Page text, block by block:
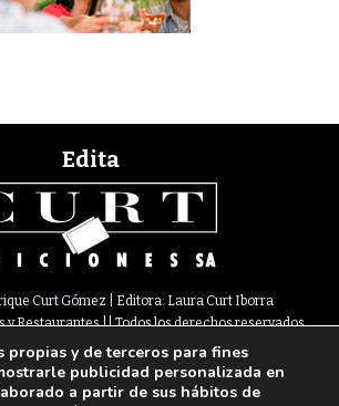
Edita
Curt Gómez | Editora: Laura Curt Iborra
y Restaurantes || Todos los derechos reservados
legal Política de Cookies Suscripción
Contacto
2ª. 08008 Barcelona |933 180 101¦ Fax 933 183 505
propias y de terceros para fines
publicidad personalizada en
a partir de sus hábitos de